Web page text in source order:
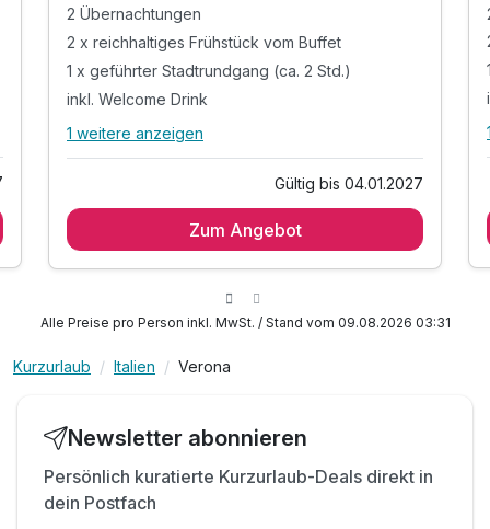
2 Übernachtungen
2 x reichhaltiges Frühstück vom Buffet
1 x geführter Stadtrundgang (ca. 2 Std.)
inkl. Welcome Drink
Alle Inklusivleistungen
2 x reichhaltiges Frühstück vom Buffet
inkl. W-Lan Nutzung
1 weitere anzeigen
Gültig bis 04.01.2027
Zum Angebot
Alle Preise pro Person inkl. MwSt. / Stand vom 09.08.2026 03:31
Kurzurlaub Italien Verona
Newsletter abonnieren
Persönlich kuratierte Kurzurlaub-Deals direkt in
dein Postfach